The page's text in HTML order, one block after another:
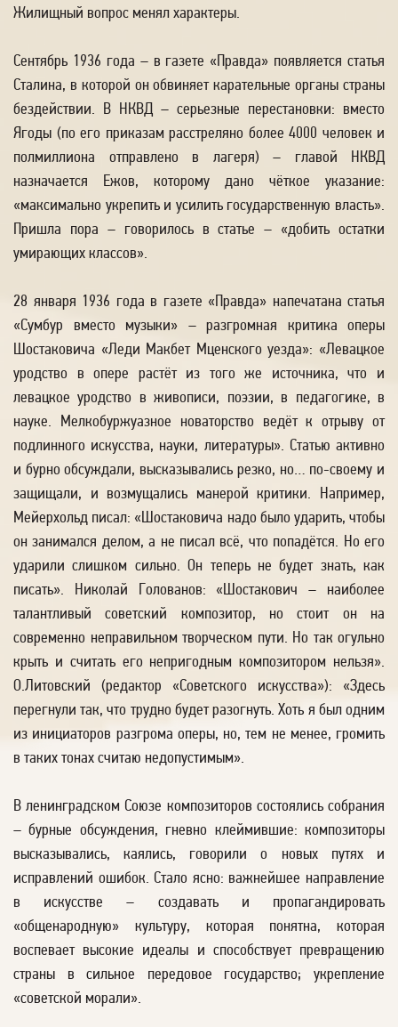
Жилищный вопрос менял характеры.
Сентябрь 1936 года – в газете «Правда» появляется статья
Сталина, в которой он обвиняет карательные органы страны
бездействии. В НКВД – серьезные перестановки: вместо
Ягоды (по его приказам расстреляно более 4000 человек и
полмиллиона отправлено в лагеря) – главой НКВД
назначается Ежов, которому дано чёткое указание:
«максимально укрепить и усилить государственную власть».
Пришла пора – говорилось в статье – «добить остатки
умирающих классов».
28 января 1936 года в газете «Правда» напечатана статья
«Сумбур вместо музыки» – разгромная критика оперы
Шостаковича «Леди Макбет Мценского уезда»: «Левацкое
уродство в опере растёт из того же источника, что и
левацкое уродство в живописи, поэзии, в педагогике, в
науке. Мелкобуржуазное новаторство ведёт к отрыву от
подлинного искусства, науки, литературы». Статью активно
и бурно обсуждали, высказывались резко, но… по-своему и
защищали, и возмущались манерой критики. Например,
Мейерхольд писал: «Шостаковича надо было ударить, чтобы
он занимался делом, а не писал всё, что попадётся. Но его
ударили слишком сильно. Он теперь не будет знать, как
писать». Николай Голованов: «Шостакович – наиболее
талантливый советский композитор, но стоит он на
современно неправильном творческом пути. Но так огульно
крыть и считать его непригодным композитором нельзя».
О.Литовский (редактор «Советского искусства»): «Здесь
перегнули так, что трудно будет разогнуть. Хоть я был одним
из инициаторов разгрома оперы, но, тем не менее, громить
в таких тонах считаю недопустимым».
В ленинградском Союзе композиторов состоялись собрания
– бурные обсуждения, гневно клеймившие: композиторы
высказывались, каялись, говорили о новых путях и
исправлений ошибок. Стало ясно: важнейшее направление
в искусстве – создавать и пропагандировать
«общенародную» культуру, которая понятна, которая
воспевает высокие идеалы и способствует превращению
страны в сильное передовое государство; укрепление
«советской морали».